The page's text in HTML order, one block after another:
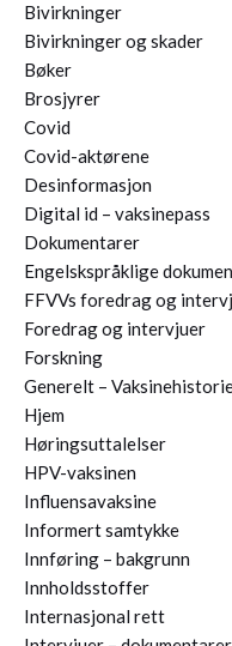
Bivirkninger
Bivirkninger og skader
Bøker
Brosjyrer
Covid
Covid-aktørene
Desinformasjon
Digital id – vaksinepass
Dokumentarer
Engelskspråklige
FFVVs foredrag og
Foredrag og intervjuer
Forskning
Generelt –
Hjem
Høringsuttalelser
HPV-vaksinen
Influensavaksine
Informert samtykke
Innføring – bakgrunn
Innholdsstoffer
Internasjonal rett